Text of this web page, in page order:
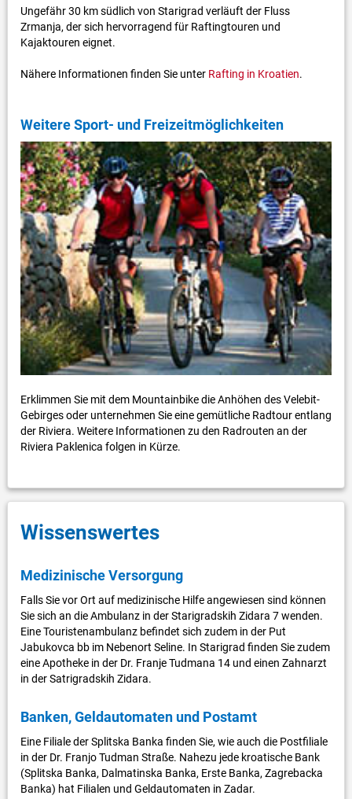
Ungefähr 30 km südlich von Starigrad verläuft der Fluss
Zrmanja, der sich hervorragend für Raftingtouren und
Kajaktouren eignet.
Nähere Informationen finden Sie unter Rafting in Kroatien.
Weitere Sport- und Freizeitmöglichkeiten
Erklimmen Sie mit dem Mountainbike die Anhöhen des Velebit-
Gebirges oder unternehmen Sie eine gemütliche Radtour entlang
der Riviera. Weitere Informationen zu den Radrouten an der
Riviera Paklenica folgen in Kürze.
Wissenswertes
Medizinische Versorgung
Falls Sie vor Ort auf medizinische Hilfe angewiesen sind können
Sie sich an die Ambulanz in der Starigradskih Zidara 7 wenden.
Eine Touristenambulanz befindet sich zudem in der Put
Jabukovca bb im Nebenort Seline. In Starigrad finden Sie zudem
eine Apotheke in der Dr. Franje Tudmana 14 und einen Zahnarzt
in der Satrigradskih Zidara.
Banken, Geldautomaten und Postamt
Eine Filiale der Splitska Banka finden Sie, wie auch die Postfiliale
in der Dr. Franjo Tudman Straße. Nahezu jede kroatische Bank
(Splitska Banka, Dalmatinska Banka, Erste Banka, Zagrebacka
Banka) hat Filialen und Geldautomaten in Zadar.